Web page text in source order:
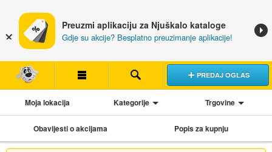
Preuzmi aplikaciju za Njuškalo kataloge
Gdje su akcije? Besplatno preuzimanje aplikacije!
PREDAJ OGLAS
Moja lokacija Kategorije Trgovine
Obavijesti o akcijama Popis za kupnju